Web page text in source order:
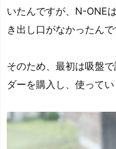
いたんですが、N-ONE
き出し口がなかったんで
そのため、最初は吸盤
ダーを購入し、使ってい